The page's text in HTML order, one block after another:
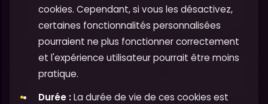
cookies. Cependant, si vous les désactivez,
certaines fonctionnalités personnalisées
pourraient ne plus fonctionner correctement
et l'expérience utilisateur pourrait être moins
pratique.
Durée :La durée de vie de ces cookies est